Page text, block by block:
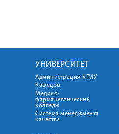
УНИВЕРСИТЕТ
Администрация КГМУ
Кафедры
Медико-
фармацевтический
колледж
Система менеджмента
качества